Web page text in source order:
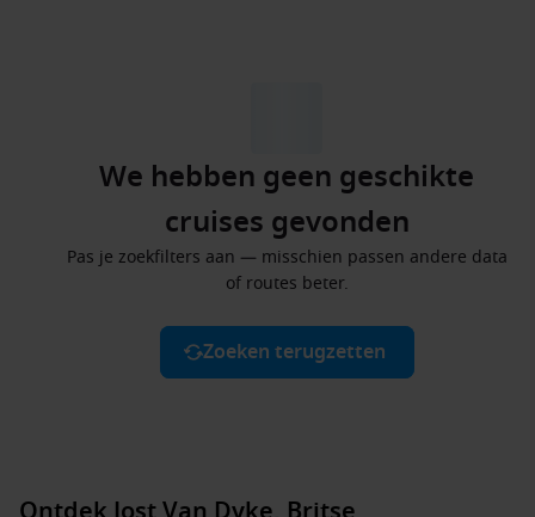
We hebben geen geschikte
cruises gevonden
Pas je zoekfilters aan — misschien passen andere data
of routes beter.
Zoeken terugzetten